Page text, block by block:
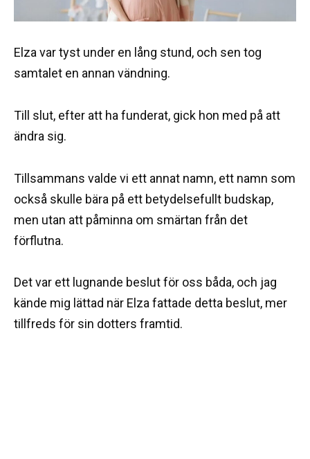
Elza var tyst under en lång stund, och sen tog
samtalet en annan vändning.
Till slut, efter att ha funderat, gick hon med på att
ändra sig.
Tillsammans valde vi ett annat namn, ett namn som
också skulle bära på ett betydelsefullt budskap,
men utan att påminna om smärtan från det
förflutna.
Det var ett lugnande beslut för oss båda, och jag
kände mig lättad när Elza fattade detta beslut, mer
tillfreds för sin dotters framtid.